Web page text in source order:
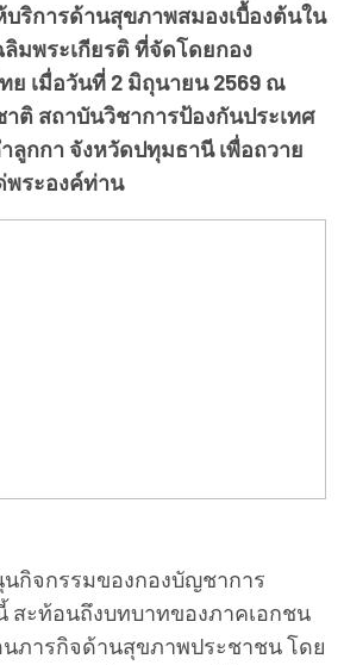
บริการด้านสุขภาพสมองเบื้องต้นใน
มพระเกียรติ ที่จัดโดยกอง
ย เมื่อวันที่ 2 มิถุนายน 2569 ณ
ติ สถาบันวิชาการป้องกันประเทศ
ลูกกา จังหวัดปทุมธานี เพื่อถวาย
พระองค์ท่าน
นกิจกรรมของกองบัญชาการ
สะท้อนถึงบทบาทของภาคเอกชน
นภารกิจด้านสุขภาพประชาชน โดย